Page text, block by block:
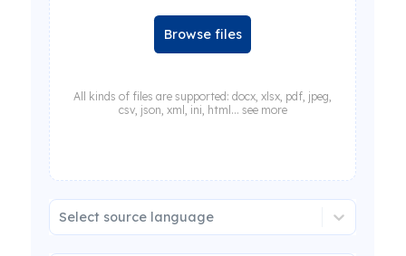
Browse files
All kinds of files are supported: docx, xlsx, pdf, jpeg,
csv, json, xml, ini, html... see more
Select source language